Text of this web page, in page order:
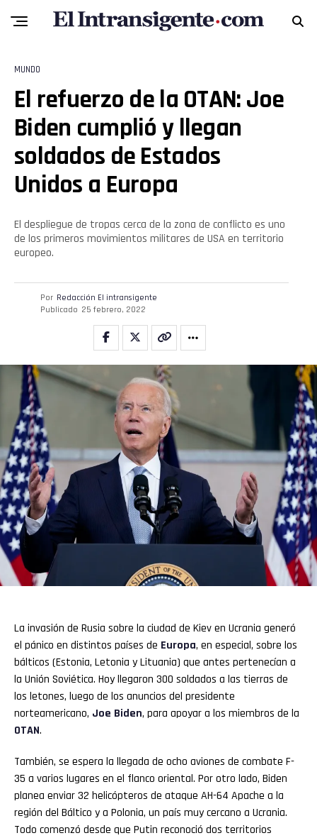
MUNDO
El refuerzo de la OTAN: Joe
Biden cumplió y llegan
soldados de Estados
Unidos a Europa
El despliegue de tropas cerca de la zona de conflicto es uno
de los primeros movimientos militares de USA en territorio
europeo.
Por Redacción El intransigente
Publicado 25 febrero, 2022
La invasión de Rusia sobre la ciudad de Kiev en Ucrania generó
el pánico en distintos países de Europa, en especial, sobre los
bálticos (Estonia, Letonia y Lituania) que antes pertenecían a
la Unión Soviética. Hoy llegaron 300 soldados a las tierras de
los letones, luego de los anuncios del presidente
norteamericano, Joe Biden, para apoyar a los miembros de la
OTAN.
También, se espera la llegada de ocho aviones de combate F-
35 a varios lugares en el flanco oriental. Por otro lado, Biden
planea enviar 32 helicópteros de ataque AH-64 Apache a la
región del Báltico y a Polonia, un país muy cercano a Ucrania.
Todo comenzó desde que Putin reconoció dos territorios
Flipboard
Reddit
Pinterest
Email